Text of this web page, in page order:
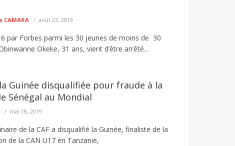
CAMARA août 23, 2019
par Forbes parmi les 30 jeunes de moins de 30
Okeke, 31 ans, vient d’être arrêté...
Guinée disqualifiée pour fraude à la
Sénégal au Mondial
mai 18, 2019
de la CAF a disqualifié la Guinée, finaliste de la
de la CAN U17 en Tanzanie,